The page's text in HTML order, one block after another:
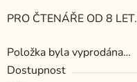
PRO ČTENÁŘE OD 8 LET.
Položka byla vyprodána…
Dostupnost